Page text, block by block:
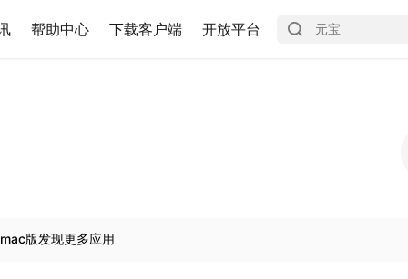
帮助中心 下载客户端 开放平台
版发现更多应用